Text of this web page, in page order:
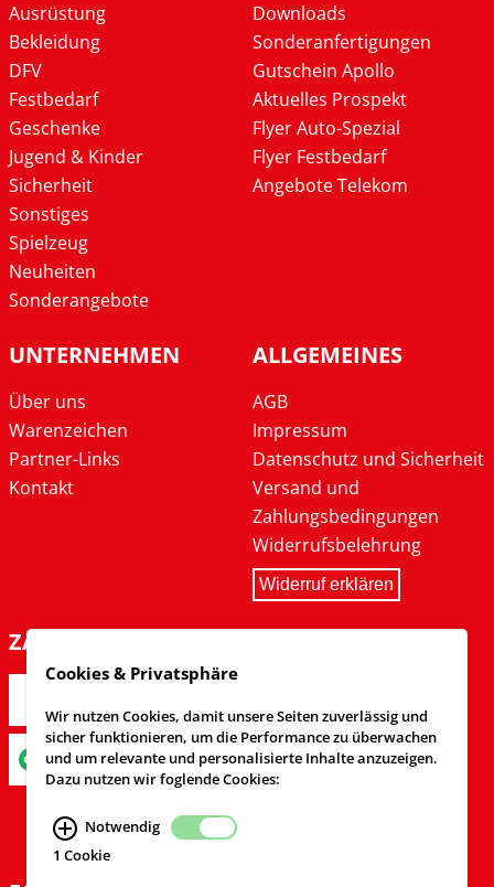
Ausrüstung
Bekleidung
DFV
Festbedarf
Geschenke
Jugend & Kinder
Sicherheit
Sonstiges
Spielzeug
Neuheiten
Sonderangebote
Downloads
Sonderanfertigungen
Gutschein Apollo
Aktuelles Prospekt
Flyer Auto-Spezial
Flyer Festbedarf
Angebote Telekom
UNTERNEHMEN
Über uns
Warenzeichen
Partner-Links
Kontakt
ALLGEMEINES
AGB
Impressum
Datenschutz und Sicherheit
Versand und
Zahlungsbedingungen
Widerrufsbelehrung
Widerruf erklären
ZAHLARTEN
Cookies & Privatsphäre
Wir nutzen Cookies, damit unsere Seiten zuverlässig und
sicher funktionieren, um die Performance zu überwachen
und um relevante und personalisierte Inhalte anzuzeigen.
Dazu nutzen wir foglende Cookies:
Notwendig
1 Cookie